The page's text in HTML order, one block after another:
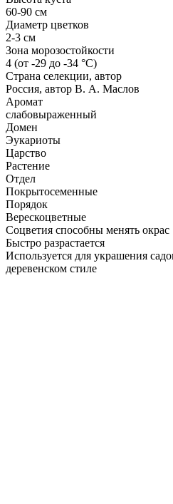
60-90 см
Диаметр цветков
2-3 см
Зона морозостойкости
4 (от -29 до -34 °С)
Страна селекции, автор
Россия, автор В. А. Маслов
Аромат
слабовыраженный
Домен
Эукариоты
Царство
Растение
Отдел
Покрытосеменные
Порядок
Верескоцветные
Соцветия способны менять окрас
Быстро разрастается
Используется для украшения
деревенском стиле